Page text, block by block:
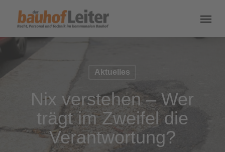
Aktuelles
Nix verstehen – Wer
trägt im Zweifel die
Verantwortung?